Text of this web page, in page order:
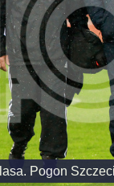
Pogon